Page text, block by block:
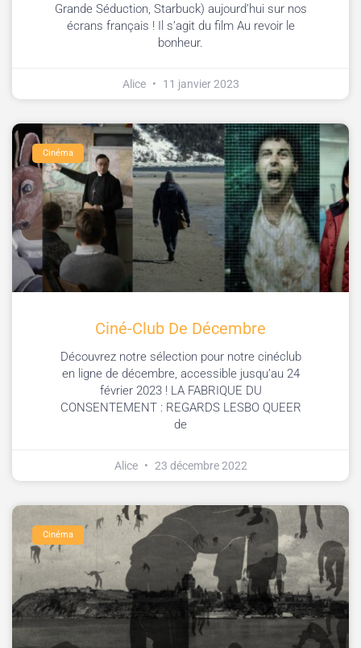
Grande Séduction, Starbuck) aujourd’hui sur nos
écrans français ! Il s’agit du film Au revoir le
bonheur.
Alice 11 janvier 2023
Cinéma
Ciné-Club De Décembre
Découvrez notre sélection pour notre cinéclub
en ligne de décembre, accessible jusqu’au 24
février 2023 ! LA FABRIQUE DU
CONSENTEMENT : REGARDS LESBO QUEER
de
Alice 23 décembre 2022
Cinéma